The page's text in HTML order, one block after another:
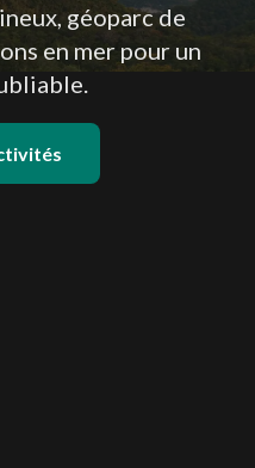
géoparc de
en mer pour un